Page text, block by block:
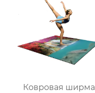
Ковровая ширма